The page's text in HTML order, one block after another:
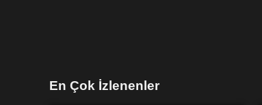
En Çok İzlenenler